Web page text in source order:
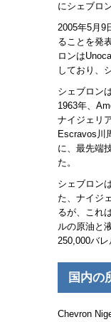
にシェブロ
2005年5月9
ることを発
ロンは
しており、
シェブロン
1963年、
ナイジェリ
Escravos 川
に、最先端
た。
シェブロン
た、ナイジ
るが、これ
ルの原油と
250,000バレ
国内の
Chevron